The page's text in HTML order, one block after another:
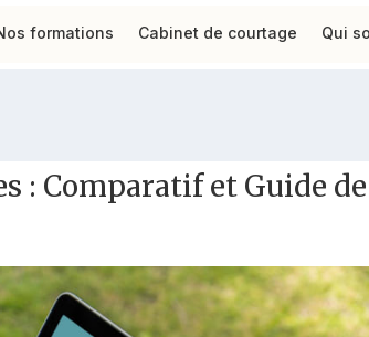
formations Cabinet de courtage Qui
: Comparatif et Guide de